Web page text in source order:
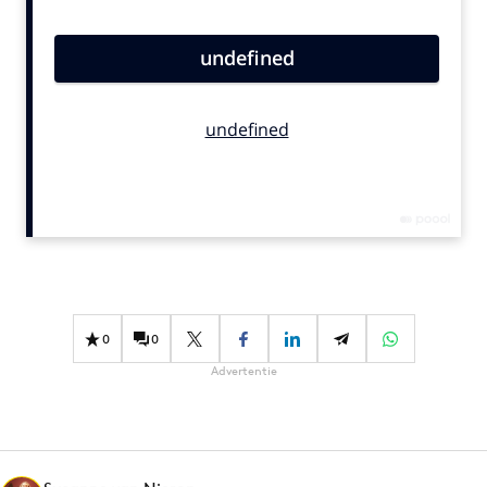
Carriere
Diversiteit
Interne communicatie
Martech
0 0
Advertentie